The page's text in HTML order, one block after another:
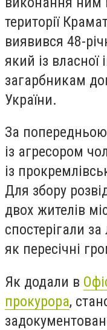
території
виявився 48-
який із власної
загарбникам
України.
За
із агресором
із
Для збору
двох жителів
спостерігали
як пересічні
Як додали в
прокурора,